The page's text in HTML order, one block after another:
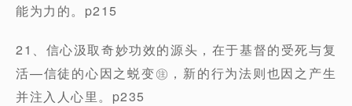
能为⼒的。p215
21、信⼼汲取奇妙功效的源头，在于基督的受死与复
活—信徒的⼼因之蜕变㊟，新的⾏为法则也因之产⽣
并注⼊⼈⼼⾥。p235